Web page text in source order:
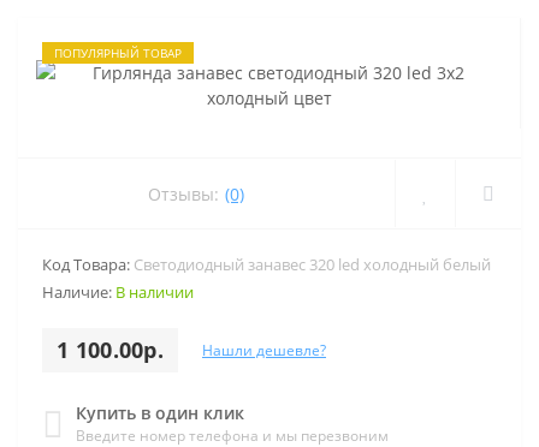
ПОПУЛЯРНЫЙ ТОВАР
Отзывы: (0)
Код Товара: Светодиодный занавес 320 led холодный белый
Наличие: В наличии
1 100.00р. Нашли дешевле?
Купить в один клик
Введите номер телефона и мы перезвоним